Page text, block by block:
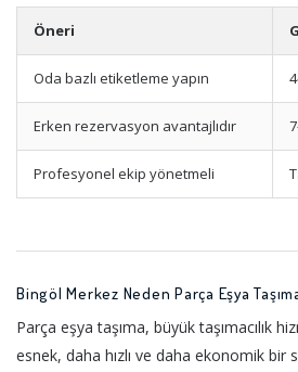
Öneri
Oda bazlı etiketleme yapın
Erken rezervasyon avantajlıdır
Profesyonel ekip yönetmeli
Bingöl Merkez Neden Parça Eşya
Parça eşya taşıma, büyük taşımacılık
esnek, daha hızlı ve daha ekonomik bir